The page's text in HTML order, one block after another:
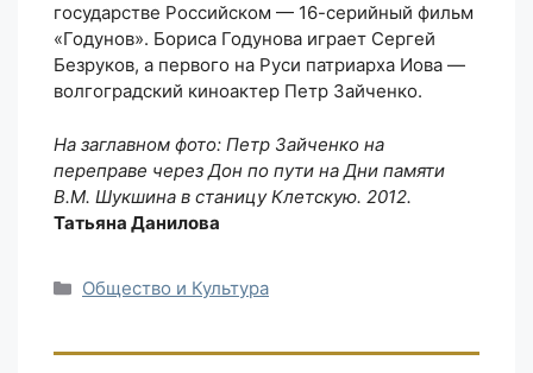
государстве Российском — 16-серийный фильм
«Годунов». Бориса Годунова играет Сергей
Безруков, а первого на Руси патриарха Иова —
волгоградский киноактер Петр Зайченко.
На заглавном фото: Петр Зайченко на
переправе через Дон по пути на Дни памяти
В.М. Шукшина в станицу Клетскую. 2012.
Татьяна Данилова
Рубрики
Общество и Культура